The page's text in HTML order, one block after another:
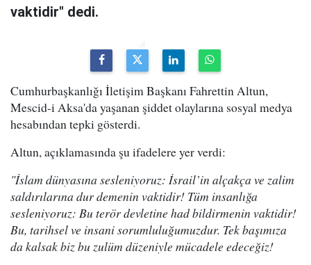
vaktidir" dedi.
Cumhurbaşkanlığı İletişim Başkanı Fahrettin Altun,
Mescid-i Aksa'da yaşanan şiddet olaylarına sosyal medya
hesabından tepki gösterdi.
Altun, açıklamasında şu ifadelere yer verdi:
"İslam dünyasına sesleniyoruz: İsrail’in alçakça ve zalim
saldırılarına dur demenin vaktidir! Tüm insanlığa
sesleniyoruz: Bu terör devletine had bildirmenin vaktidir!
Bu, tarihsel ve insani sorumluluğumuzdur. Tek başımıza
da kalsak biz bu zulüm düzeniyle mücadele edeceğiz!